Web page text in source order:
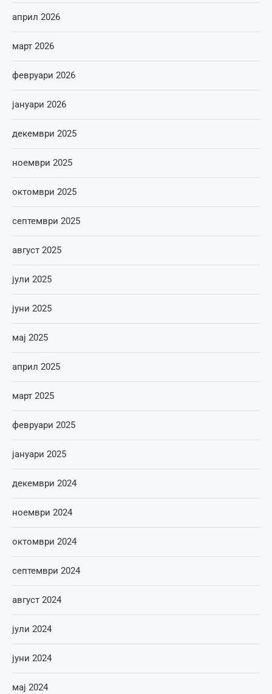
април 2026
март 2026
февруари 2026
јануари 2026
декември 2025
ноември 2025
октомври 2025
септември 2025
август 2025
јули 2025
јуни 2025
мај 2025
април 2025
март 2025
февруари 2025
јануари 2025
декември 2024
ноември 2024
октомври 2024
септември 2024
август 2024
јули 2024
јуни 2024
мај 2024